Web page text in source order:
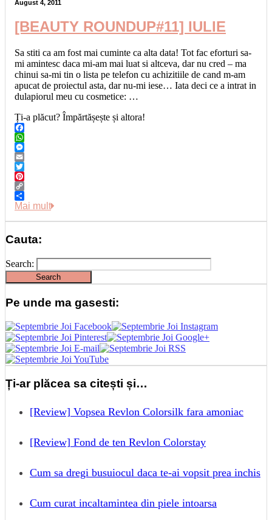
August 4, 2011
[BEAUTY ROUNDUP#11] IULIE
Sa stiti ca am fost mai cuminte ca alta data! Tot fac eforturi sa-
mi amintesc daca mi-am mai luat si altceva, dar nu cred – ma
chinui sa-mi tin o lista pe telefon cu achizitiile de cand m-am
apucat de proiectul asta, dar nu-mi iese… Iata deci ce a intrat in
dulapiorul meu cu cosmetice: …
Ți-a plăcut? Împărtășește și altora!
Facebook
WhatsApp
Messenger
Email
Twitter
Pinterest
Copy
Link
Share
Mai mult
Cauta:
Search:
Pe unde ma gasesti:
Ți-ar plăcea sa citești și…
[Review] Vopsea Revlon Colorsilk fara amoniac
[Review] Fond de ten Revlon Colorstay
Cum sa dregi busuiocul daca te-ai vopsit prea inchis
Cum curat incaltamintea din piele intoarsa